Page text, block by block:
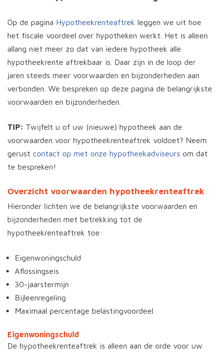
Op de pagina Hypotheekrenteaftrek leggen we uit hoe
het fiscale voordeel over hypotheken werkt. Het is alleen
allang niet meer zo dat van iedere hypotheek alle
hypotheekrente aftrekbaar is. Daar zijn in de loop der
jaren steeds meer voorwaarden en bijzonderheden aan
verbonden. We bespreken op deze pagina de belangrijkste
voorwaarden en bijzonderheden.
TIP: Twijfelt u of uw (nieuwe) hypotheek aan de
voorwaarden voor hypotheekrenteaftrek voldoet? Neem
gerust contact op met onze hypotheekadviseurs om dat
te bespreken!
Overzicht voorwaarden hypotheekrenteaftrek
Hieronder lichten we de belangrijkste voorwaarden en
bijzonderheden met betrekking tot de
hypotheekrenteaftrek toe:
Eigenwoningschuld
Aflossingseis
30-jaarstermijn
Bijleenregeling
Maximaal percentage belastingvoordeel
Eigenwoningschuld
De hypotheekrenteaftrek is alleen aan de orde voor uw